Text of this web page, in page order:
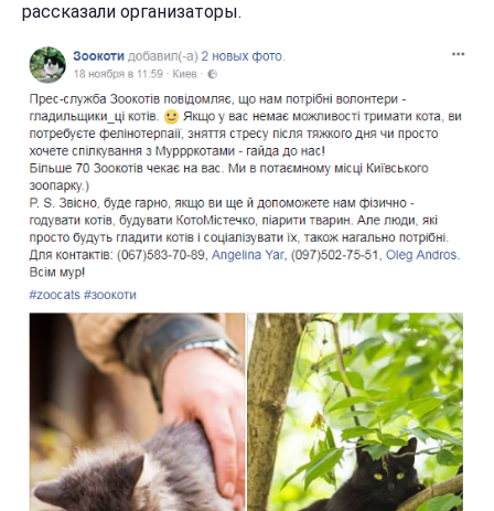
рассказали организаторы.